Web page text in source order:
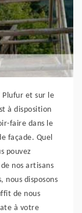
Plufur et sur le
à disposition
faire dans le
façade. Quel
pouvez
nos artisans
nous disposons
de nous
à votre